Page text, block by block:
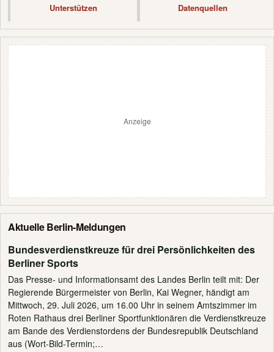
Unterstützen Datenquellen
Anzeige
Aktuelle Berlin-Meldungen
Bundesverdienstkreuze für drei Persönlichkeiten des
Berliner Sports
Das Presse- und Informationsamt des Landes Berlin teilt mit: Der
Regierende Bürgermeister von Berlin, Kai Wegner, händigt am
Mittwoch, 29. Juli 2026, um 16.00 Uhr in seinem Amtszimmer im
Roten Rathaus drei Berliner Sportfunktionären die Verdienstkreuze
am Bande des Verdienstordens der Bundesrepublik Deutschland
aus (Wort-Bild-Termin;…